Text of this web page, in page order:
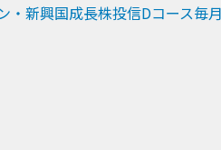
・新興国成長株投信Dコース